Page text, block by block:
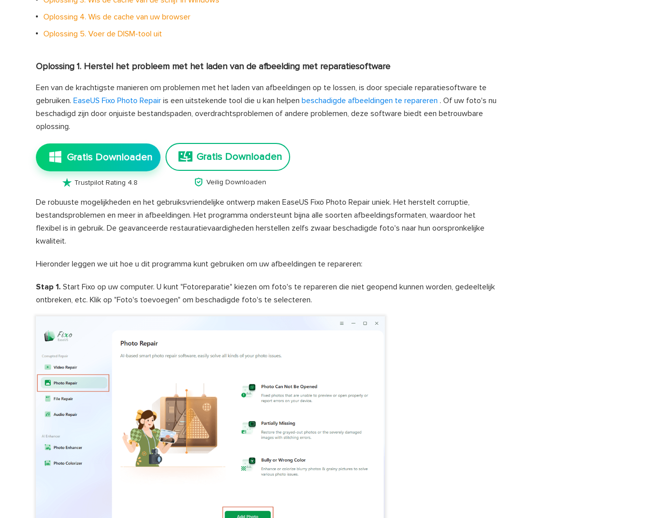
Oplossing 4. Wis de cache van uw browser
Oplossing 5. Voer de DISM-tool uit
Oplossing 1. Herstel het probleem met het laden van de afbeelding met reparatiesoftware
Een van de krachtigste manieren om problemen met het laden van afbeeldingen op te lossen, is door speciale reparatiesoftware te
gebruiken. EaseUS Fixo Photo Repair is een uitstekende tool die u kan helpen beschadigde afbeeldingen te repareren . Of uw foto's nu
beschadigd zijn door onjuiste bestandspaden, overdrachtsproblemen of andere problemen, deze software biedt een betrouwbare
oplossing.
Gratis Downloaden
 Trustpilot Rating 4.8
Gratis Downloaden
 Veilig Downloaden
De robuuste mogelijkheden en het gebruiksvriendelijke ontwerp maken EaseUS Fixo Photo Repair uniek. Het herstelt corruptie,
bestandsproblemen en meer in afbeeldingen. Het programma ondersteunt bijna alle soorten afbeeldingsformaten, waardoor het
flexibel is in gebruik. De geavanceerde restauratievaardigheden herstellen zelfs zwaar beschadigde foto's naar hun oorspronkelijke
kwaliteit.
Hieronder leggen we uit hoe u dit programma kunt gebruiken om uw afbeeldingen te repareren:
Stap 1. Start Fixo op uw computer. U kunt "Fotoreparatie" kiezen om foto's te repareren die niet geopend kunnen worden, gedeeltelijk
ontbreken, etc. Klik op "Foto's toevoegen" om beschadigde foto's te selecteren.